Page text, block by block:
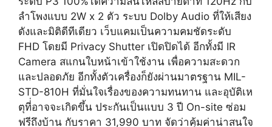
ลำโพงแบบ 2W x 2 ตัว ระบบ Dolby Audio ที่ให้เสียง
ดังและมิติดีทีเดียว เว็บแคมเป็นความคมชัดระดับ
FHD โดยมี Privacy Shutter เปิดปิดได้ อีกทั้งมี IR
Camera สแกนใบหน้าเข้าใช้งาน เพื่อความสะดวก
และปลอดภัย อีกทั้งตัวเครื่องก็ยังผ่านมาตรฐาน MIL-
STD-810H ที่มั่นใจเรื่องของความทนทาน และอุบัติเห
ตุที่่อาจจะเกิดขึ้น ประกันเป็นแบบ 3 ปี On-site ซ่อม
ฟรีถึงบ้าน กับราคา 31,990 บาท จัดว่าคุ้มค่าน่าสนใจ